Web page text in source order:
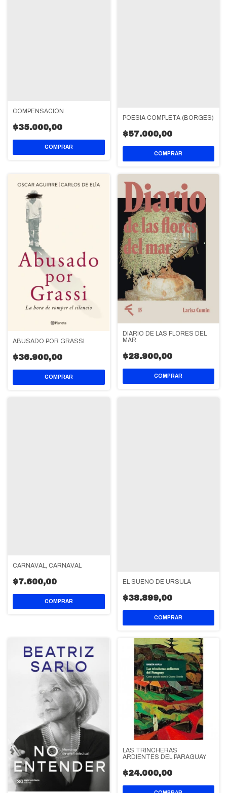
COMPENSACIÓN
$35.000,00
POESIA COMPLETA (BORGES)
$57.000,00
ABUSADO POR GRASSI
$36.900,00
DIARIO DE LAS FLORES DEL
MAR
$28.900,00
CARNAVAL, CARNAVAL
$7.600,00 EL SUEÑO DE URSULA
$38.899,00
LAS TRINCHERAS
ARDIENTES DEL PARAGUAY
$24.000,00